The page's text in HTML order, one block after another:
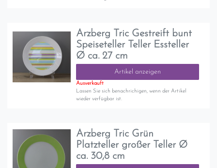
Arzberg Tric Gestreift bunt
Speiseteller Teller Essteller
Ø ca. 27 cm
Artikel anzeigen
Ausverkauft
Lassen Sie sich benachrichigen, wenn der Artikel
wieder verfügbar ist.
Arzberg Tric Grün
Platzteller großer Teller Ø
ca. 30,8 cm